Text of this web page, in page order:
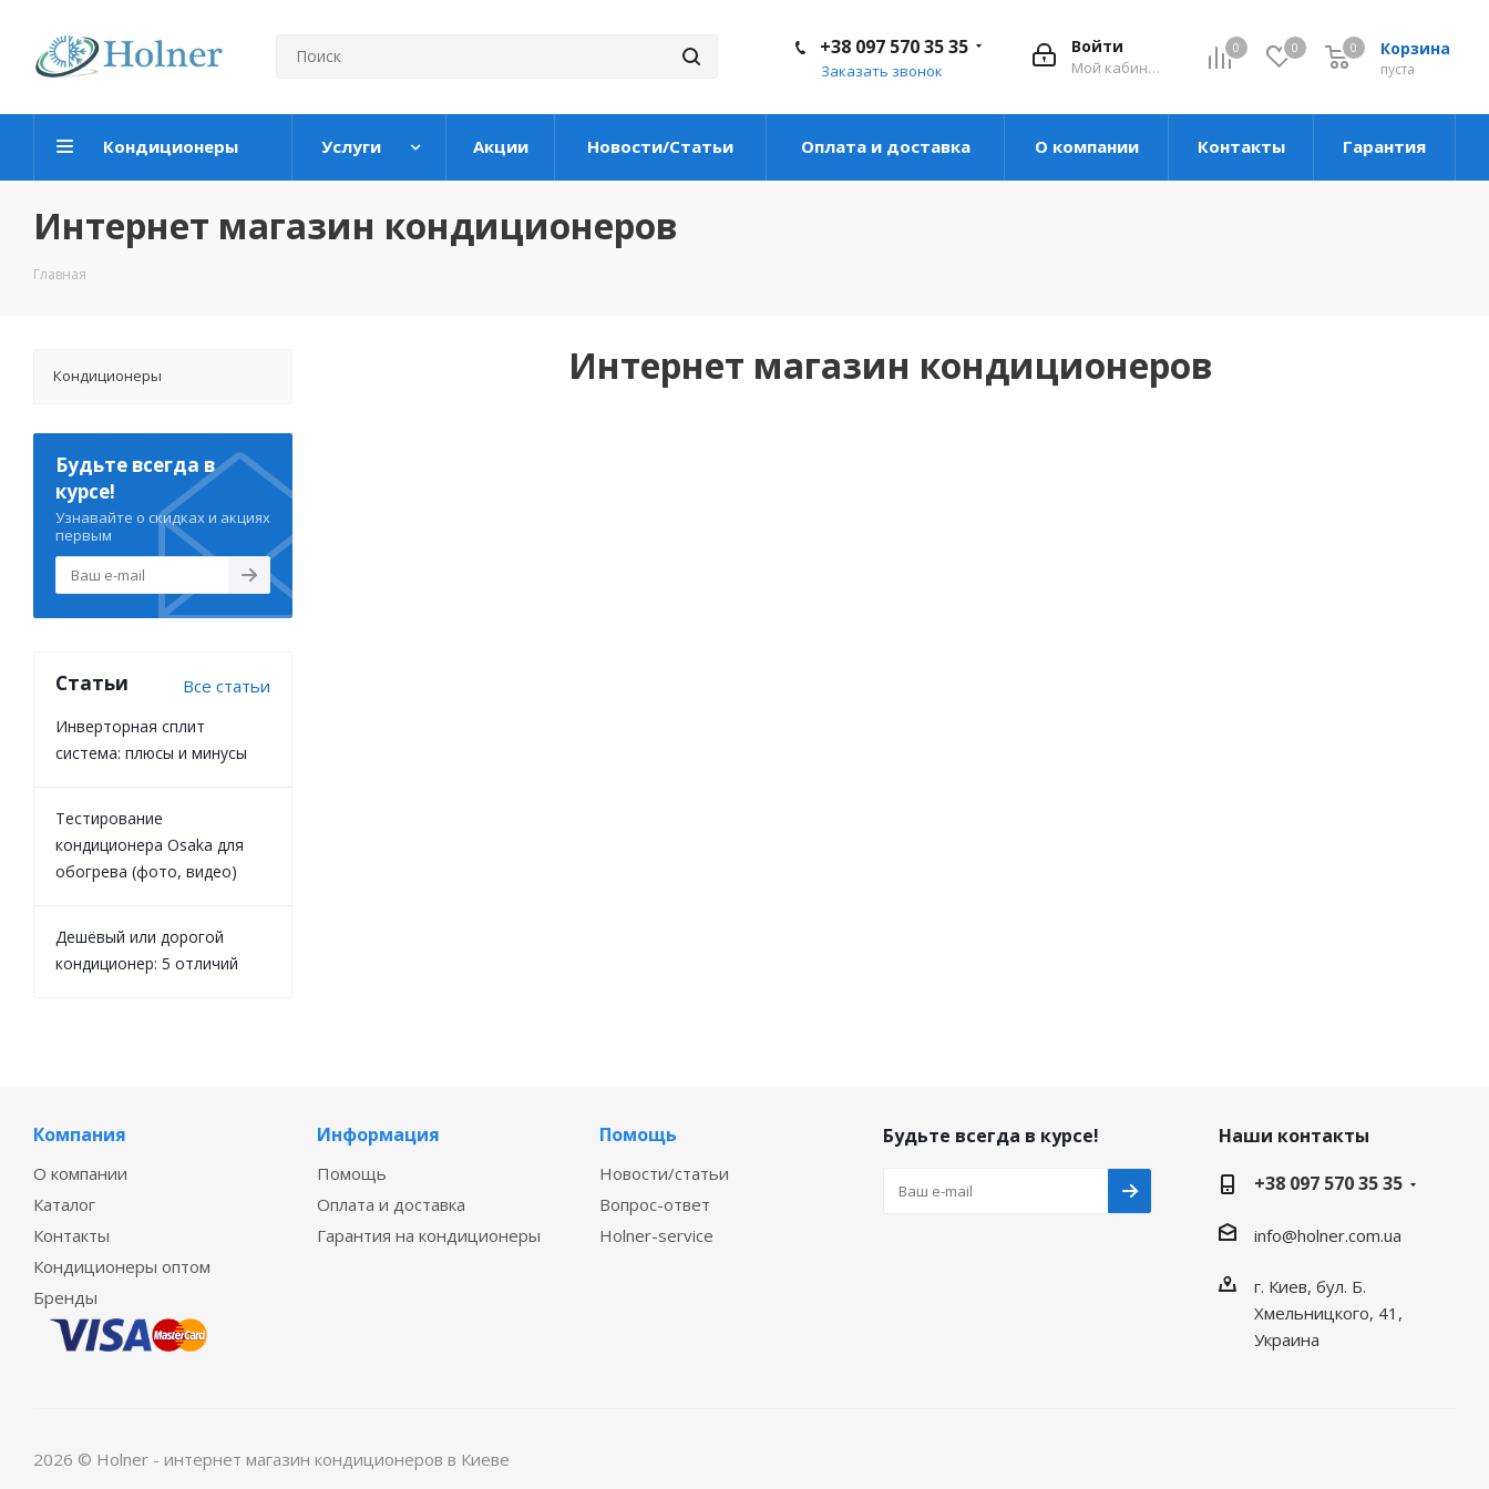
0 0 Корзина
пуста
0
Войти
Мой кабинет
+38 097 570 35 35
Заказать звонок
Кондиционеры Услуги Акции Новости/Статьи Оплата и доставка О компании Контакты Гарантия
Интернет магазин кондиционеров
Главная
Интернет магазин кондиционеров
Кондиционеры
Будьте всегда в
курсе!
Узнавайте о скидках и акциях
первым
Статьи Все статьи
Инверторная сплит
система: плюсы и минусы
Тестирование
кондиционера Osaka для
обогрева (фото, видео)
Дешёвый или дорогой
кондиционер: 5 отличий
Компания
О компании
Каталог
Контакты
Кондиционеры оптом
Бренды
Информация
Помощь
Оплата и доставка
Гарантия на кондиционеры
Помощь
Новости/статьи
Вопрос-ответ
Holner-service
Будьте всегда в курсе!
Наши контакты
+38 097 570 35 35
info@holner.com.ua
г. Киев, бул. Б.
Хмельницкого, 41,
Украина
2026 © Holner - интернет магазин кондиционеров в Киеве